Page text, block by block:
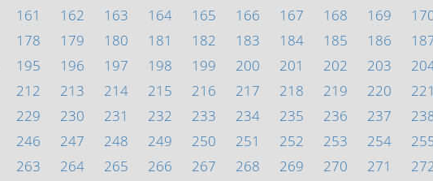
161 162 163 164 165 166 167 168 169
178 179 180 181 182 183 184 185 186
195 196 197 198 199 200 201 202 203
212 213 214 215 216 217 218 219 220 221
229 230 231 232 233 234 235 236 237
246 247 248 249 250 251 252 253 254
263 264 265 266 267 268 269 270 271